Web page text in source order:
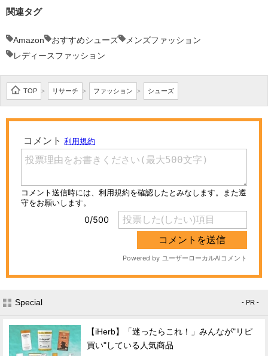
関連タグ
Amazon おすすめシューズ
メンズファッション
レディースファッション
TOP > リサーチ > ファッション > シューズ
Special - PR -
【iHerb】「迷ったらこれ！」みんなが"リピ
買い"している人気商品